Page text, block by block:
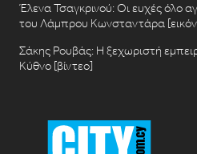
Έλενα Τσαγκρινού: Οι ευχές όλο
του Λάμπρου Κωνσταντάρα
Σάκης Ρουβάς: Η ξεχωριστή
Κύθνο [βίντεο]